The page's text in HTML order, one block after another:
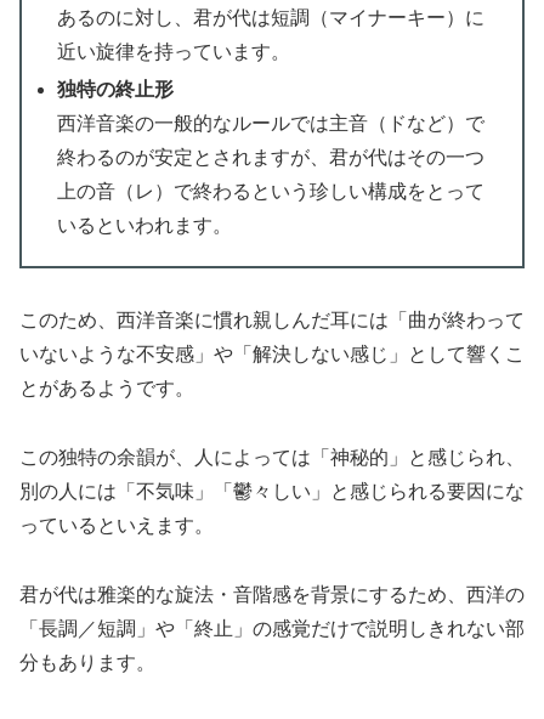
あるのに対し、君が代は短調（マイナーキー）に
近い旋律を持っています。
独特の終止形
西洋音楽の一般的なルールでは主音（ドなど）で
終わるのが安定とされますが、君が代はその一つ
上の音（レ）で終わるという珍しい構成をとって
いるといわれます。
このため、西洋音楽に慣れ親しんだ耳には「曲が終わって
いないような不安感」や「解決しない感じ」として響くこ
とがあるようです。
この独特の余韻が、人によっては「神秘的」と感じられ、
別の人には「不気味」「鬱々しい」と感じられる要因にな
っているといえます。
君が代は雅楽的な旋法・音階感を背景にするため、西洋の
「長調／短調」や「終止」の感覚だけで説明しきれない部
分もあります。